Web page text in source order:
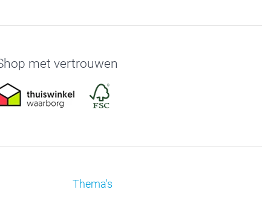
met vertrouwen
Thema's